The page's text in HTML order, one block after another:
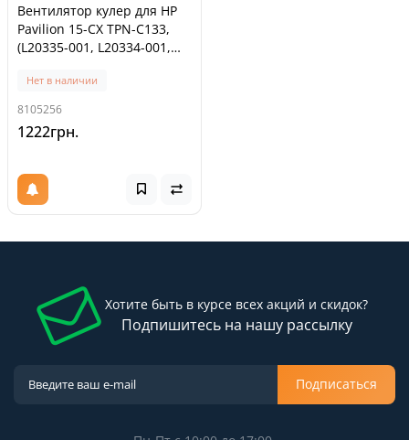
Вентилятор кулер для HP
Pavilion 15-CX TPN-C133,
(L20335-001, L20334-001,
DC28000KYF0, пара
CPU+GPU, Original)
Нет в наличии
8105256
1222грн.
Хотите быть в курсе всех акций и скидок?
Подпишитесь на нашу рассылку
Подписаться